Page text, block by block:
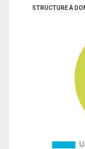
STRUCTURE À